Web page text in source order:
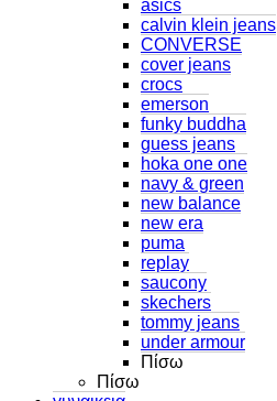
asics
calvin klein jeans
CONVERSE
cover jeans
crocs
emerson
funky buddha
guess jeans
hoka one one
navy & green
new balance
new era
puma
replay
saucony
skechers
tommy jeans
under armour
Πίσω
Πίσω